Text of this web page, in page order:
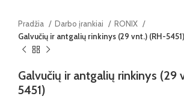
Pradžia Darbo įrankiai
RONIX
Galvučių ir antgalių rinkinys (29 vnt.) (RH-5451)
Galvučių ir antgalių rinkinys (29
5451)